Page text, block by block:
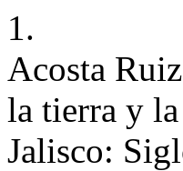
1.
Acosta
la tierra y
Jalisco: